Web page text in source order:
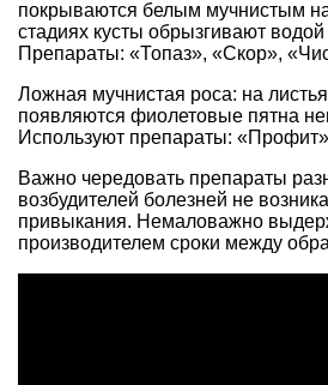
покрываются белым мучнистым
стадиях кусты обрызгивают
Препараты: «Топаз», «Скор»,
Ложная мучнистая роса: на
появляются фиолетовые пятна
Используют препараты:
Важно чередовать препараты
возбудителей болезней не
привыкания. Немаловажно
производителем сроки между